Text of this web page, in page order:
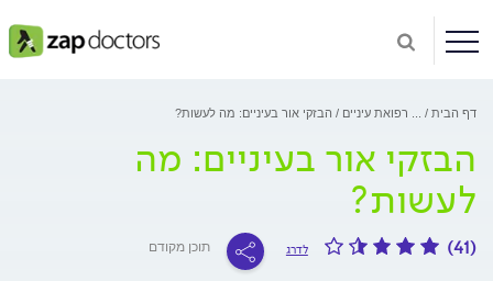
דף הבית רפואת עיניים הבזקי אור בעיניים: מה לעשות?
הבזקי אור בעיניים: מה
לעשות?
(41) לדרג תוכן מקודם